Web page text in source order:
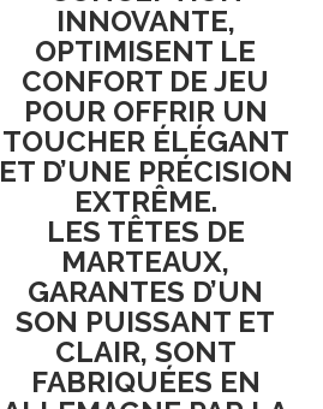
INNOVANTE,
OPTIMISENT LE
CONFORT DE JEU
POUR OFFRIR UN
TOUCHER ÉLÉGANT
ET D’UNE PRÉCISION
EXTRÊME.
LES TÊTES DE
MARTEAUX,
GARANTES D’UN
SON PUISSANT ET
CLAIR, SONT
FABRIQUÉES EN